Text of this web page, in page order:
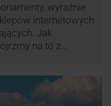
wyraźnie
internetowych
Jak
na to z